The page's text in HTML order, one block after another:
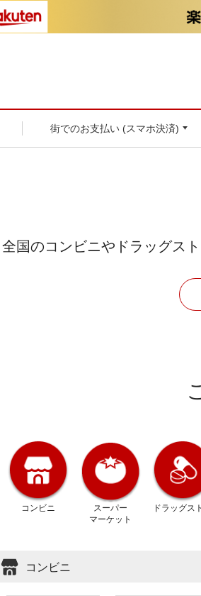
街でのお支払い (スマホ決済)
全国のコンビニやドラッグス
コンビニ
スーパー
マーケット
ドラッグス
コンビニ